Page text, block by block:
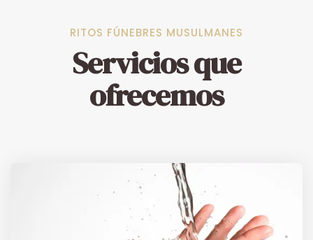
RITOS FÚNEBRES MUSULMANES
Servicios que
ofrecemos